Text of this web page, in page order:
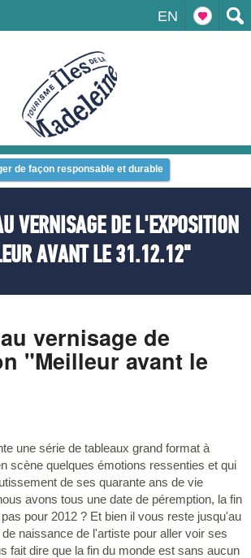
EN
de façon responsable et durable
VERNISAGE DE L'EXPOSITION
AVANT LE 31.12.12"
vernisage de
"Meilleur avant le
une série de tableaux grand format à
scène quelques émotions ressenties et qui
de ses quarante ans de vie
avons tous une date de péremption, la fin
pour 2012 ? Et bien il vous reste jusqu'au
naissance de l'artiste pour aller voir ses
fait dire que la fin du monde est sans aucun